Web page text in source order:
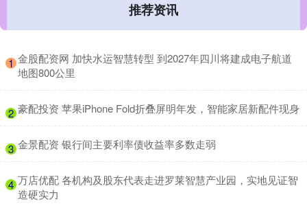
推荐资讯
1 ​金股配资网 加快水运智慧转型 到2027年四川将建成电子航道
地图800公里
2 ​豪配投资 苹果iPhone Fold折叠屏明年发，智能家居新配件现身
3 ​金景配资 银行间主要利率债收益率多数走弱
4 ​万店优配 各机构及股东代表走进罗莱智慧产业园，实地见证智
造硬实力